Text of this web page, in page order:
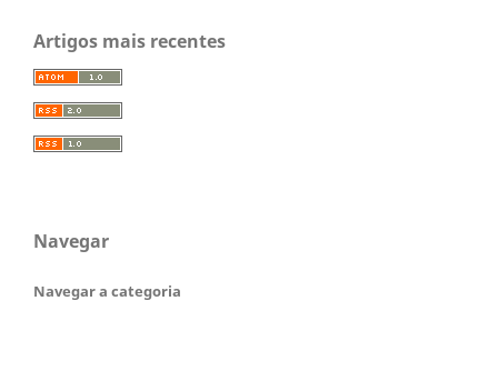
Artigos mais recentes
Navegar
Navegar a categoria